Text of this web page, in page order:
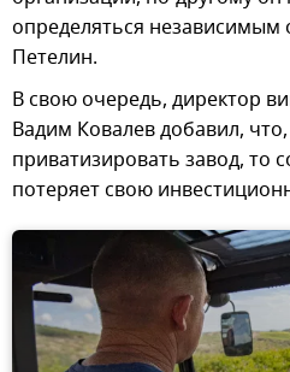
определяться
Петелин.
В свою очередь, директор
Вадим Ковалев добавил,
приватизировать завод, то
потеряет свою